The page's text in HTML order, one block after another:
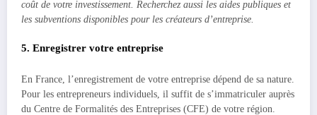
coût de votre investissement. Recherchez aussi les aides publiques et
les subventions disponibles pour les créateurs d’entreprise.
5. Enregistrer votre entreprise
En France, l’enregistrement de votre entreprise dépend de sa nature.
Pour les entrepreneurs individuels, il suffit de s’immatriculer auprès
du Centre de Formalités des Entreprises (CFE) de votre région.